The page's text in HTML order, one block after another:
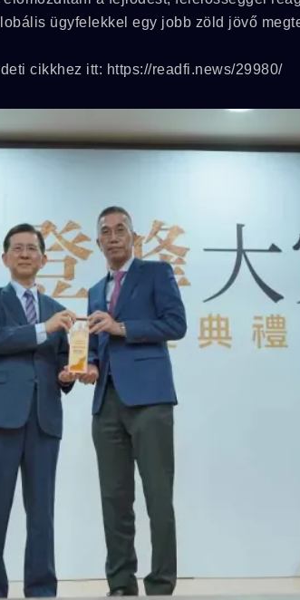
ügyfelekkel egy jobb zöld jövő
cikkhez itt: https://readfi.news/29980/